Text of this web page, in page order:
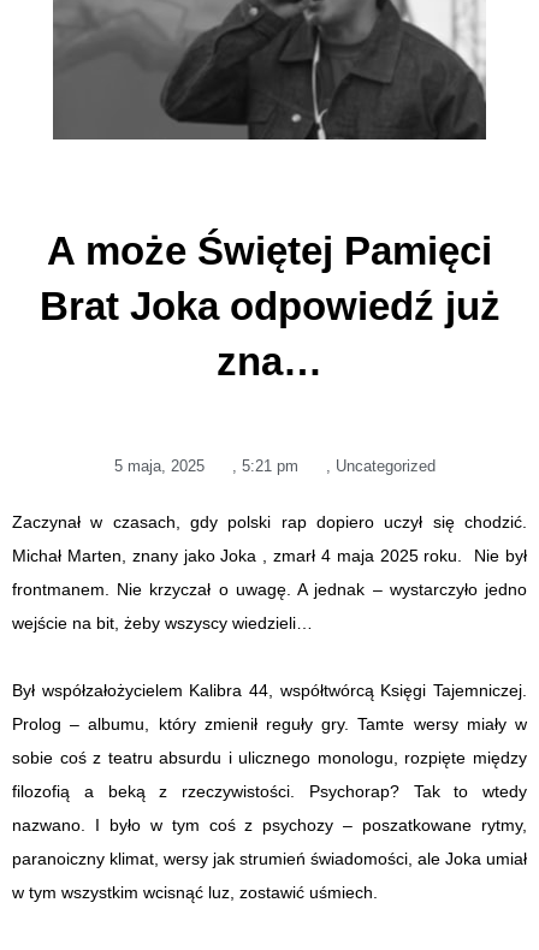
A może Świętej Pamięci
Brat Joka odpowiedź już
zna…
5 maja, 2025 , 5:21 pm , Uncategorized
Zaczynał w czasach, gdy polski rap dopiero uczył się chodzić.
Michał Marten, znany jako Joka , zmarł 4 maja 2025 roku. Nie był
frontmanem. Nie krzyczał o uwagę. A jednak – wystarczyło jedno
wejście na bit, żeby wszyscy wiedzieli…
Był współzałożycielem Kalibra 44, współtwórcą Księgi Tajemniczej.
Prolog – albumu, który zmienił reguły gry. Tamte wersy miały w
sobie coś z teatru absurdu i ulicznego monologu, rozpięte między
filozofią a beką z rzeczywistości. Psychorap? Tak to wtedy
nazwano. I było w tym coś z psychozy – poszatkowane rytmy,
paranoiczny klimat, wersy jak strumień świadomości, ale Joka umiał
w tym wszystkim wcisnąć luz, zostawić uśmiech.